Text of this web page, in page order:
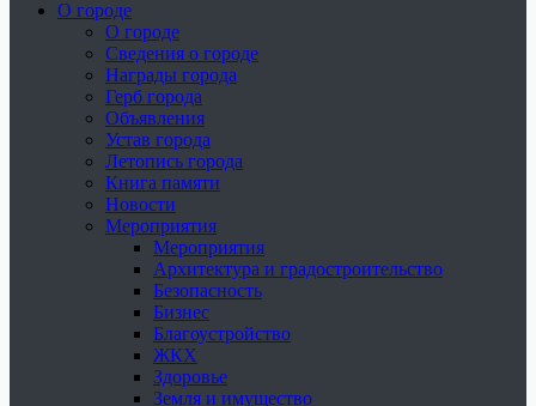
О городе
О городе
Сведения о городе
Награды города
Герб города
Объявления
Устав города
Летопись города
Книга памяти
Новости
Мероприятия
Мероприятия
Архитектура и градостроительство
Безопасность
Бизнес
Благоустройство
ЖКХ
Здоровье
Земля и имущество